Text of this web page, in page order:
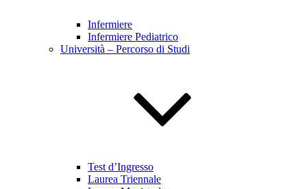
Infermiere
Infermiere Pediatrico
Università – Percorso di Studi
Test d’Ingresso
Laurea Triennale